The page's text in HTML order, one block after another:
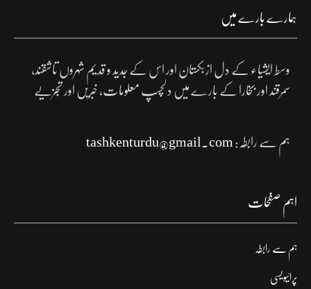
ہمارے بارے میں
وسط ایشیاء کے دل ازبکستان اور اس کے جدید و قدیم شہروں تاشقند،
سمرقند اور بخارا کے بارے میں دلچسپ معلومات، خبریں اور تجزیے
ہم سے رابطہ: tashkenturdu@gmail.com
اہم صفحات
ہم سے رابطہ
پرائیویسی